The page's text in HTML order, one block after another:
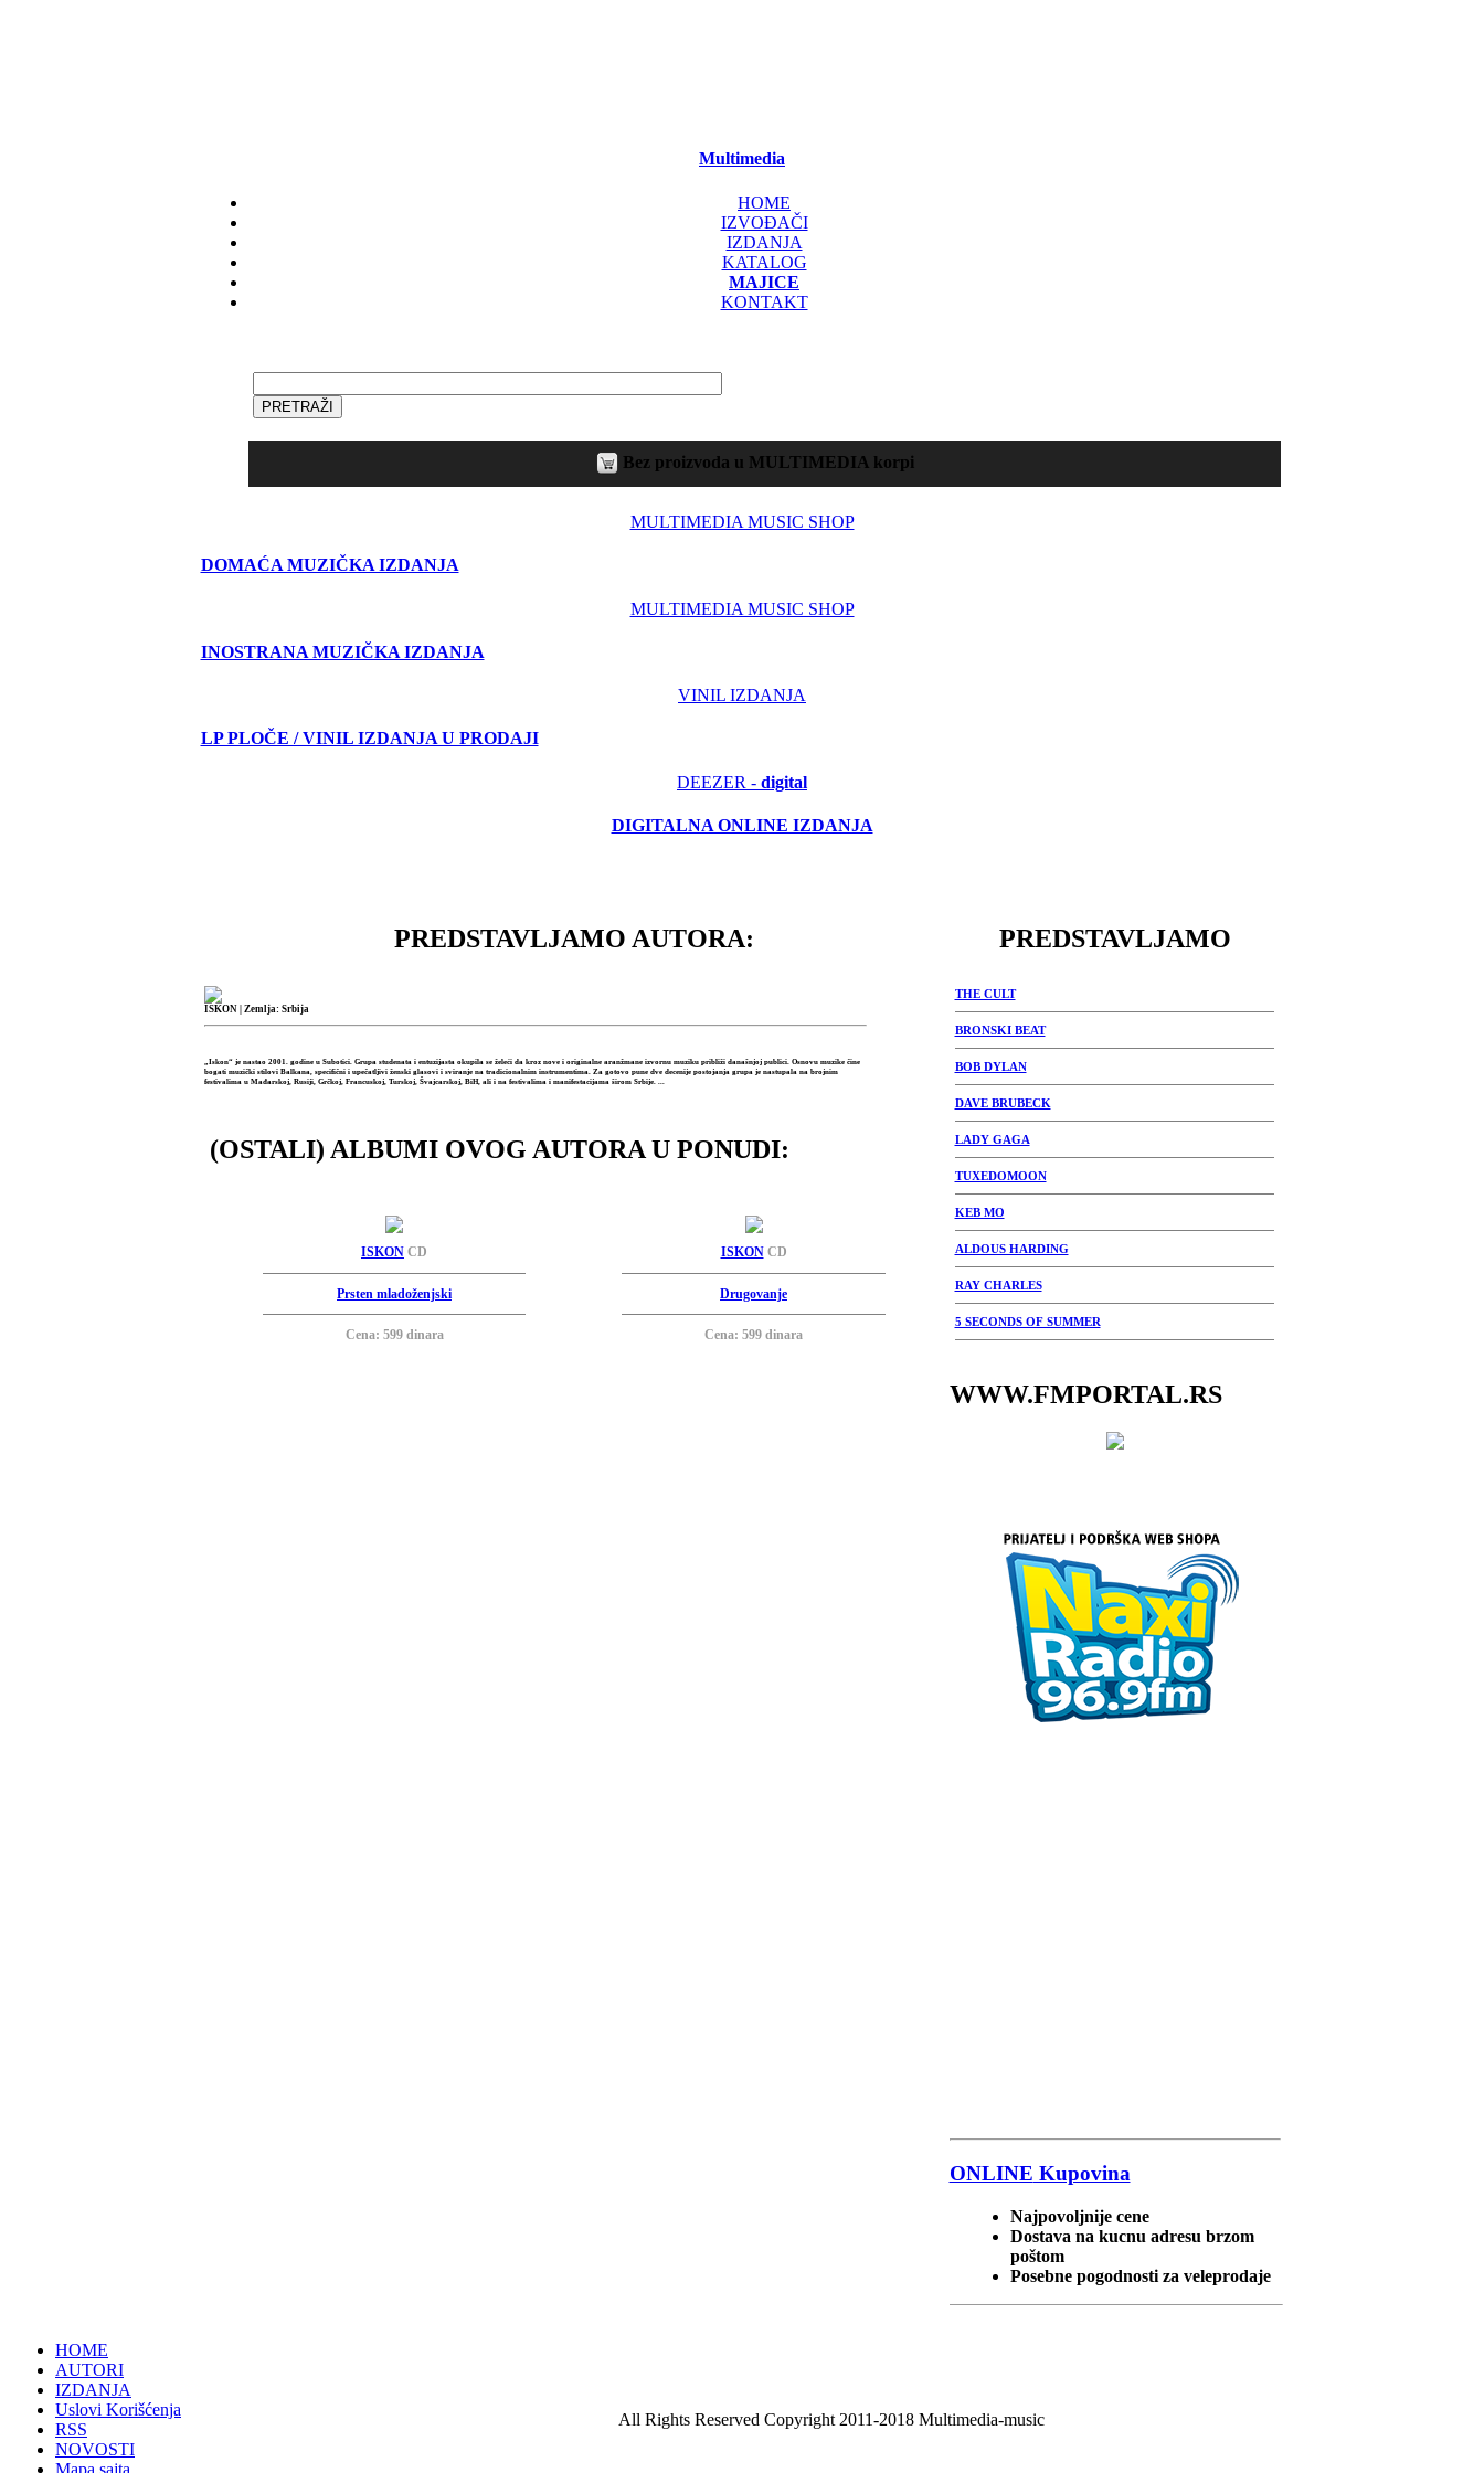
Multimedia
HOME
IZVOĐAČI
IZDANJA
KATALOG
MAJICE
KONTAKT
Bez proizvoda u MULTIMEDIA korpi
MULTIMEDIA MUSIC SHOP
DOMAĆA MUZIČKA IZDANJA
MULTIMEDIA MUSIC SHOP
INOSTRANA MUZIČKA IZDANJA
VINIL IZDANJA
LP PLOČE / VINIL IZDANJA U PRODAJI
DEEZER - digital
DIGITALNA ONLINE IZDANJA
PREDSTAVLJAMO AUTORA:
ISKON| Zemlja: Srbija
„Iskon“ je nastao 2001. godine u Subotici. Grupa studenata i entuzijasta okupila se želeći da kroz nove i originalne aranžmane izvornu muziku približi današnjoj publici. Osnovu muzike čine
bogati muzički stilovi Balkana, specifični i upečatljivi ženski glasovi i sviranje na tradicionalnim instrumentima. Za gotovo pune dve decenije postojanja grupa je nastupala na brojnim
festivalima u Mađarskoj, Rusiji, Grčkoj, Francuskoj, Turskoj, Švajcarskoj, BiH, ali i na festivalima i manifestacijama širom Srbije. ...
(OSTALI) ALBUMI OVOG AUTORA U PONUDI:
ISKON CD
Prsten mladoženjski
Cena: 599 dinara
ISKON CD
Drugovanje
Cena: 599 dinara
PREDSTAVLJAMO
THE CULT
BRONSKI BEAT
BOB DYLAN
DAVE BRUBECK
LADY GAGA
TUXEDOMOON
KEB MO
ALDOUS HARDING
RAY CHARLES
5 SECONDS OF SUMMER
WWW.FMPORTAL.RS
ONLINE Kupovina
Najpovoljnije cene
Dostava na kucnu adresu brzom
poštom
Posebne pogodnosti za veleprodaje
HOME
AUTORI
IZDANJA
Uslovi Korišćenja
RSS
NOVOSTI
Mapa sajta
All Rights Reserved Copyright 2011-2018 Multimedia-music